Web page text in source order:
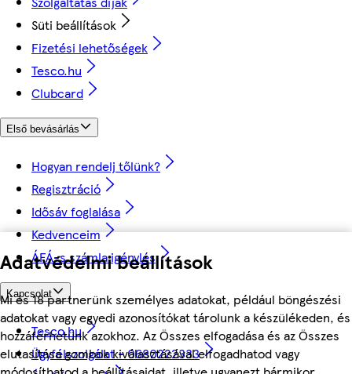
Adatvédelmi beállítások
Mi és 18 partnerünk személyes adatokat, például böngészési
adatokat vagy egyedi azonosítókat tárolunk a készülékeden, és
hozzáférhetünk azokhoz. Az Összes elfogadása és az Összes
elutasítása gombok kiválasztásával elfogadhatod vagy
Süti beállítások
Fizetési lehetőségek
Tesco.hu
Clubcard
Első bevásárlás
Hogyan rendelj tőlünk?
Regisztráció
Idősáv foglalása
Kedvenceim
ÁFÁ-s számla igénylés
Kapcsolat
Tesco.hu
Ügyfélszolgálat - 0680222333